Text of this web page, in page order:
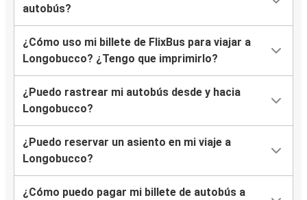
autobús?
¿Cómo uso mi billete de FlixBus para viajar a
Longobucco? ¿Tengo que imprimirlo?
¿Puedo rastrear mi autobús desde y hacia
Longobucco?
¿Puedo reservar un asiento en mi viaje a
Longobucco?
¿Cómo puedo pagar mi billete de autobús a